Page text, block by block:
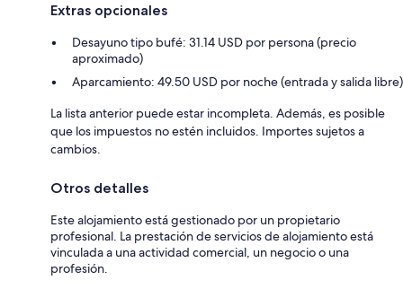
Extras opcionales
Desayuno tipo bufé: 31.14 USD por persona (precio
aproximado)
Aparcamiento: 49.50 USD por noche (entrada y salida libre)
La lista anterior puede estar incompleta. Además, es posible
que los impuestos no estén incluidos. Importes sujetos a
cambios.
Otros detalles
Este alojamiento está gestionado por un propietario
profesional. La prestación de servicios de alojamiento está
vinculada a una actividad comercial, un negocio o una
profesión.